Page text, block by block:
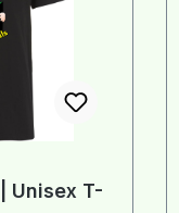
Unisex T-